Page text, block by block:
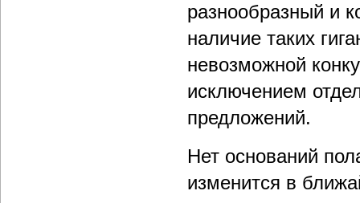
разнообразный и
наличие таких
невозможной
исключением
предложений.
Нет оснований
изменится в